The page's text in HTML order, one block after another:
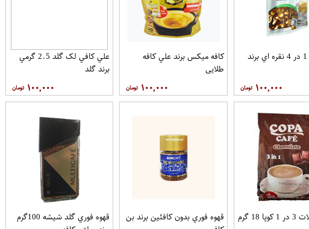
علي کافه 1 در 4 نقره اي برند
۱۰۰,۰۰۰
کافه میکس برند علي کافه
طلايي
۱۰۰,۰۰۰
علي کافي لک گلد 2.5 گرمي
برند گلد
۱۰۰,۰۰۰
قهوه شکلات 3 در 1 کوپا 18 گرم
قهوه فوري بدون کافئين برند بن
قهوه فوري گلد شيشه 100گرم